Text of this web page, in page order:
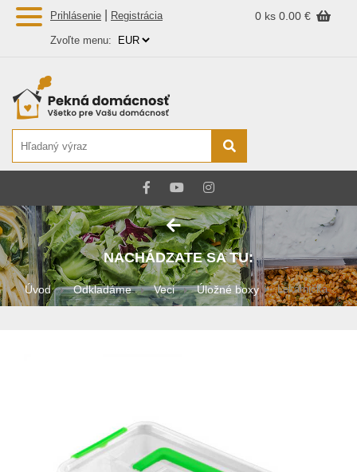
Prihlásenie Registrácia 0 ks 0.00 €
Zvoľte menu:
NACHÁDZATE SA TU:
Úvod Odkladáme Veci Úložné boxy Lekárnička...